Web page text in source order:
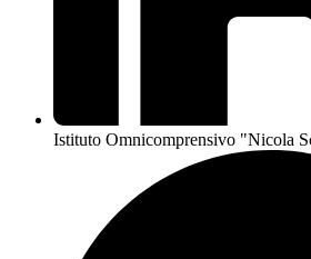
Istituto Omnicomprensivo "Nicola